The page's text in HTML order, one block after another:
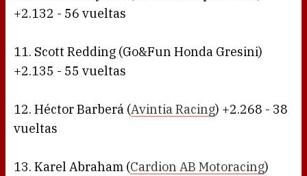
+2.132 - 56 vueltas
11. Scott Redding (Go&Fun Honda Gresini)
+2.135 - 55 vueltas
12. Héctor Barberá (Avintia Racing) +2.268 - 38
vueltas
13. Karel Abraham (Cardion AB Motoracing)